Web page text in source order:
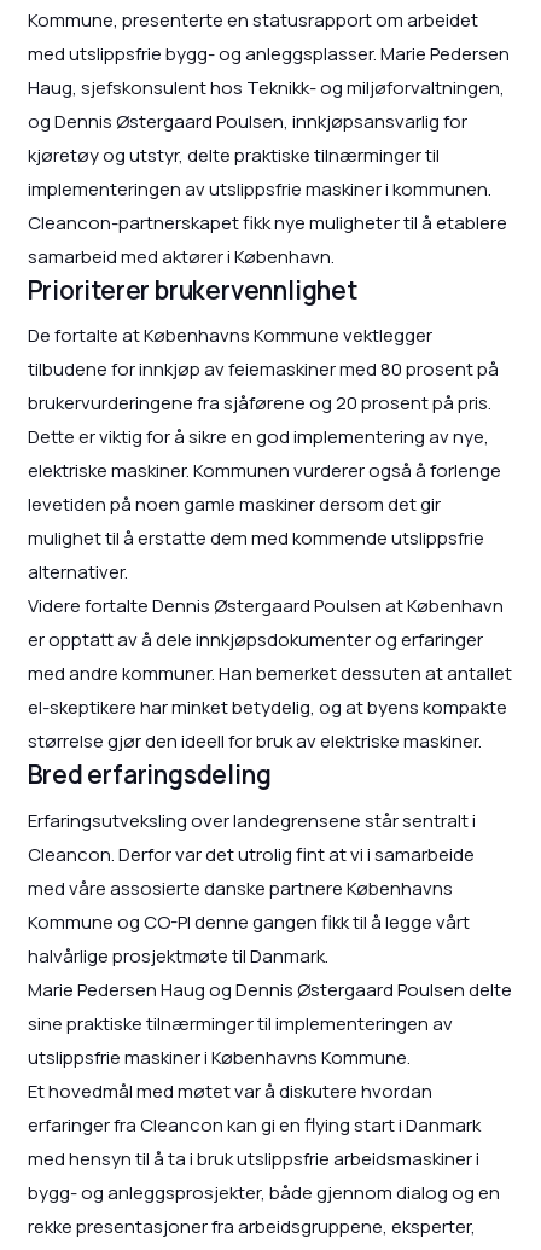
Kommune, presenterte en statusrapport om arbeidet
med utslippsfrie bygg- og anleggsplasser. Marie Pedersen
Haug, sjefskonsulent hos Teknikk- og miljøforvaltningen,
og Dennis Østergaard Poulsen, innkjøpsansvarlig for
kjøretøy og utstyr, delte praktiske tilnærminger til
implementeringen av utslippsfrie maskiner i kommunen.
Cleancon-partnerskapet fikk nye muligheter til å etablere
samarbeid med aktører i København.
Prioriterer brukervennlighet
De fortalte at Københavns Kommune vektlegger
tilbudene for innkjøp av feiemaskiner med 80 prosent på
brukervurderingene fra sjåførene og 20 prosent på pris.
Dette er viktig for å sikre en god implementering av nye,
elektriske maskiner. Kommunen vurderer også å forlenge
levetiden på noen gamle maskiner dersom det gir
mulighet til å erstatte dem med kommende utslippsfrie
alternativer.
Videre fortalte Dennis Østergaard Poulsen at København
er opptatt av å dele innkjøpsdokumenter og erfaringer
med andre kommuner. Han bemerket dessuten at antallet
el-skeptikere har minket betydelig, og at byens kompakte
størrelse gjør den ideell for bruk av elektriske maskiner.
Bred erfaringsdeling
Erfaringsutveksling over landegrensene står sentralt i
Cleancon. Derfor var det utrolig fint at vi i samarbeide
med våre assosierte danske partnere Københavns
Kommune og CO-PI denne gangen fikk til å legge vårt
halvårlige prosjektmøte til Danmark.
Marie Pedersen Haug og Dennis Østergaard Poulsen delte
sine praktiske tilnærminger til implementeringen av
utslippsfrie maskiner i Københavns Kommune.
Et hovedmål med møtet var å diskutere hvordan
erfaringer fra Cleancon kan gi en flying start i Danmark
med hensyn til å ta i bruk utslippsfrie arbeidsmaskiner i
bygg- og anleggsprosjekter, både gjennom dialog og en
rekke presentasjoner fra arbeidsgruppene, eksperter,